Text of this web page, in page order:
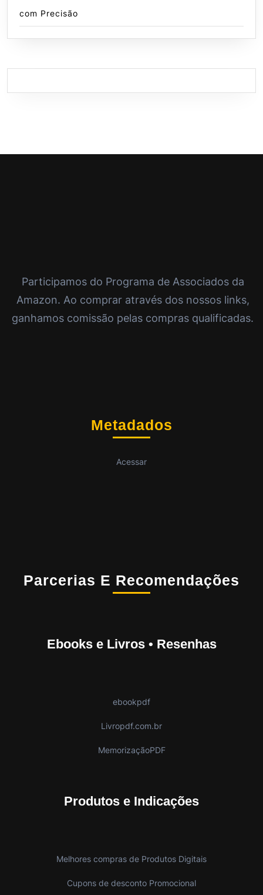
com Precisão
Participamos do Programa de Associados da
Amazon. Ao comprar através dos nossos links,
ganhamos comissão pelas compras qualificadas.
Metadados
Acessar
Parcerias E Recomendações
Ebooks e Livros • Resenhas
ebookpdf
Livropdf.com.br
MemorizaçãoPDF
Produtos e Indicações
Melhores compras de Produtos Digitais
Cupons de desconto Promocional